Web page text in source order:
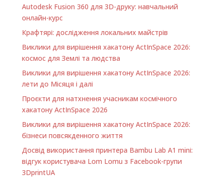
Autodesk Fusion 360 для 3D-друку: навчальний
онлайн-курс
Крафтярі: дослідження локальних майстрів
Виклики для вирішення хакатону ActInSpace 2026:
космос для Землі та людства
Виклики для вирішення хакатону ActInSpace 2026:
лети до Місяця і далі
Проєкти для натхнення учасникам космічного
хакатону ActInSpace 2026
Виклики для вирішення хакатону ActInSpace 2026:
бізнеси повсякденного життя
Досвід використання принтера Bambu Lab A1 minі:
відгук користувача Lom Lomu з Facebook-групи
3DprintUA